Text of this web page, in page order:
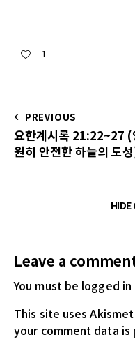
1
PREVIOUS
요한계시록 21:22~27 (
원히 안전한 하늘의 도
HIDE
Leave a
You must be logged in
This site uses
your comment data is